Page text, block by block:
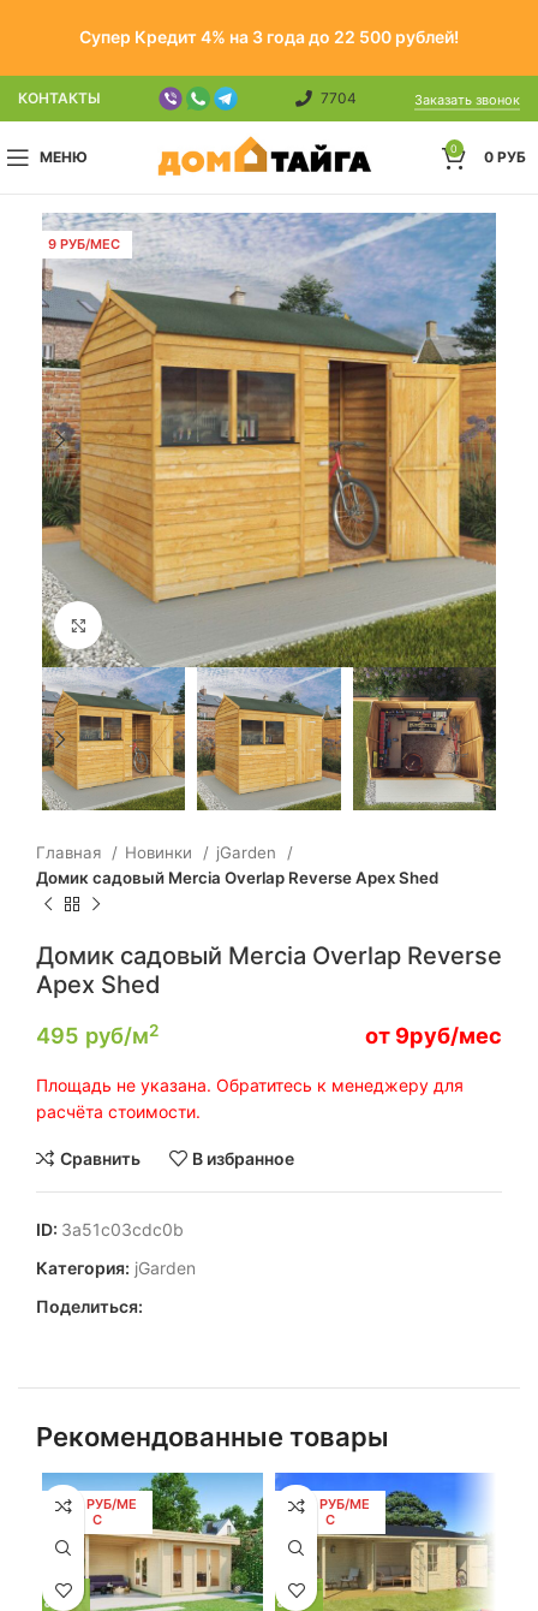
Супер Кредит 4% на 3 года до 22 500 рублей!
КОНТАКТЫ 7704 Заказать звонок
МЕНЮ 0 0 РУБ
9 РУБ/МЕС
Click to enlarge
Главная Новинки
jGarden
Домик садовый Mercia Overlap Reverse Apex Shed
Домик садовый Mercia Overlap Reverse
Apex Shed
495 руб/м2 от 9руб/мес
Площадь не указана. Обратитесь к менеджеру для
расчёта стоимости.
Сравнить В избранное
ID: 3a51c03cdc0b
Категория: jGarden
Поделиться:
Рекомендованные товары
259 РУБ/МЕ
С
239 РУБ/МЕ
С